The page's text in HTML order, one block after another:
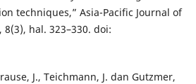
techniques,” Asia-Pacific Journal of
hal. 323–330. doi:
J., Teichmann, J. dan Gutzmer,